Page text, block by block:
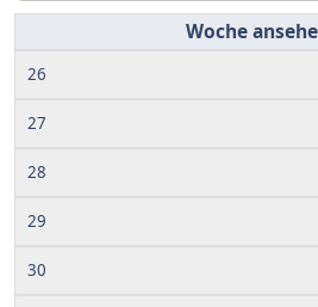
26
27
28
29
30